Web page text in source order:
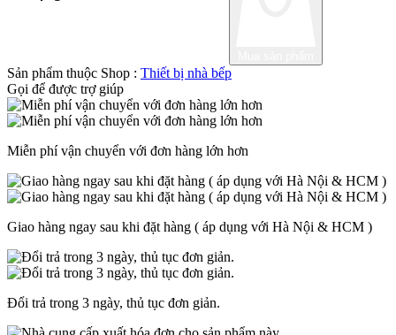
Sản phẩm thuộc Shop : Thiết bị nhà bếp
Gọi để được trợ giúp
Miễn phí vận chuyển với đơn hàng lớn hơn
Giao hàng ngay sau khi đặt hàng ( áp dụng với Hà Nội & HCM )
Đổi trả trong 3 ngày, thủ tục đơn giản.